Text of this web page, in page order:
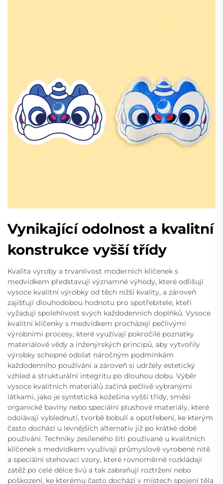
Vynikající odolnost a kvalitní
konstrukce vyšší třídy
Kvalita výroby a trvanlivost moderních klíčenek s
medvídkem představují významné výhody, které odlišují
vysoce kvalitní výrobky od těch nižší kvality, a zároveň
zajišťují dlouhodobou hodnotu pro spotřebitele, kteří
vyžadují spolehlivost svých každodenních doplňků. Vysoce
kvalitní klíčenky s medvídkem procházejí pečlivými
výrobními procesy, které využívají pokročilé poznatky
materiálové vědy a inženýrských principů, aby vytvořily
výrobky schopné odolat náročným podmínkám
každodenního používání a zároveň si udržely estetický
vzhled a strukturální integritu po dlouhou dobu. Výběr
vysoce kvalitních materiálů začíná pečlivě vybranými
látkami, jako je syntetická kožešina vyšší třídy, směsi
organické bavlny nebo speciální plushové materiály, které
odolávají vyblednutí, tvorbě bobulí a opotřebení, ke kterým
často dochází u levnějších alternativ již po krátké době
používání. Techniky zesíleného šití používané u kvalitních
klíčenek s medvídkem využívají průmyslově vyrobené nitě
a speciální stehovací vzory, které rovnoměrně rozkládají
zátěž po celé délce švů a tak zabraňují roztržení nebo
poškození, ke kterému často dochází v místech spojení těla